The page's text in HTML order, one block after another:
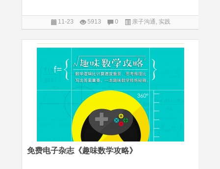
11-23 5913 0 亲子沟通, 实践
免费电子杂志《趣味数学攻略》